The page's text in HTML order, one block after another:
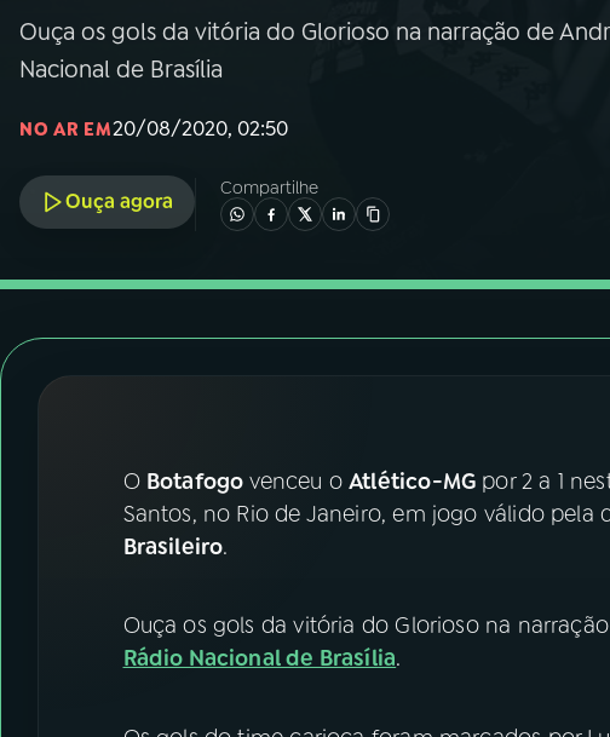
04PROGRAMAS
05 PODCASTS
06VIDEOCASTS
07ÚLTIMAS
YouTube Facebook
Instagram
Ouça os gols da vitória do Glorioso na narração de
Nacional de Brasília
NO AR EM20/08/2020, 02:50
Ouça agora
Compartilhe
O Botafogo venceu oAtlético-MG por 2 a 1
Santos, no Rio de Janeiro, em jogo válido
Brasileiro.
Ouça os gols da vitória do Glorioso na
Rádio Nacional de Brasília.